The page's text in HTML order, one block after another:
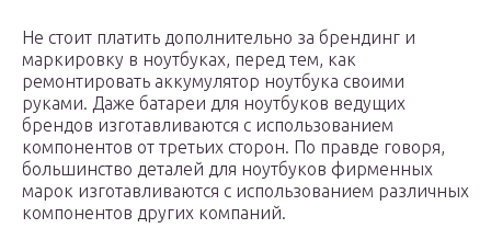
Не стоит платить дополнительно за брендинг и
маркировку в ноутбуках, перед тем, как
ремонтировать аккумулятор ноутбука своими
руками. Даже батареи для ноутбуков ведущих
брендов изготавливаются с использованием
компонентов от третьих сторон. По правде говоря,
большинство деталей для ноутбуков фирменных
марок изготавливаются с использованием различных
компонентов других компаний.